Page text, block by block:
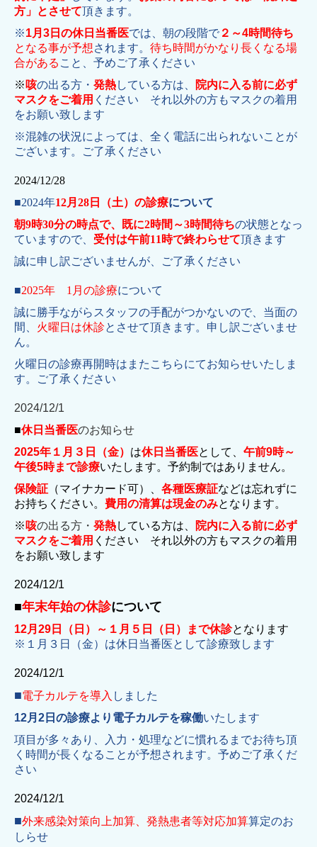
方」とさせて頂きます。
※1月3日の休日当番医では、朝の段階で ２～4時間待ち
となる事が予想されます。 待ち時間がかなり長くなる場
合がある こと、予めご了承ください
※ 咳の出る方・ 発熱している方は、
院内に入る前に必ず
マスクをご着用 ください それ以外の方もマスクの着用
をお願い致します
※混雑の状況によっては、全く電話に出られないことが
ございます。ご了承ください
2024/12/28
■2024年12月28日（土）の診療について
朝9時30分の時点で、既に2時間～3時間待ちの状態となっ
ていますので、 受付は午前11時で終わらせて頂きます
誠に申し訳ございませんが、ご了承ください
■2025年 1月の診療について
誠に勝手ながらスタッフの手配がつかないので、 当面の
間、 火曜日は休診とさせて頂きます。申し訳ございませ
ん。
火曜日の診療再開時はまたこちらにてお知らせいたしま
す。ご了承ください
2024/12/1
■休日当番医のお知らせ
2025年１月３日（金） は休日当番医として、 午前9時～
午後5時まで診療いたします。予約制ではありません。
保険証 （マイナカード可）、 各種医療証などは忘れずに
お持ちください。 費用の清算は現金のみとなります。
※ 咳の出る方・ 発熱している方は、
院内に入る前に必ず
マスクをご着用 ください それ以外の方もマスクの着用
をお願い致します
2024/12/1
■年末年始の休診について
12月29日（日）～１月５日（日）まで休診となります
※１月３日（金）は休日当番医として診療致します
2024/12/1
■電子カルテを導入 しました
12月2日の診療より電子カルテを稼働いたします
項目が多々あり、入力・処理などに慣れるまでお待ち頂
く時間が長くなることが予想されます。予めご了承くだ
さい
2024/12/1
■外来感染対策向上加算、発熱患者等対応加算算定のお
しらせ